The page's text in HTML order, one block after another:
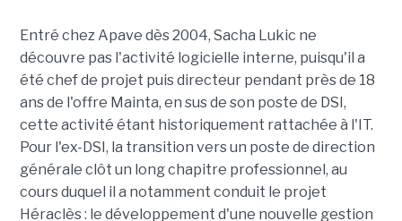
Entré chez Apave dès 2004, Sacha Lukic ne
découvre pas l'activité logicielle interne, puisqu'il a
été chef de projet puis directeur pendant près de 18
ans de l'offre Mainta, en sus de son poste de DSI,
cette activité étant historiquement rattachée à l'IT.
Pour l'ex-DSI, la transition vers un poste de direction
générale clôt un long chapitre professionnel, au
cours duquel il a notamment conduit le projet
Héraclès : le développement d'une nouvelle gestion